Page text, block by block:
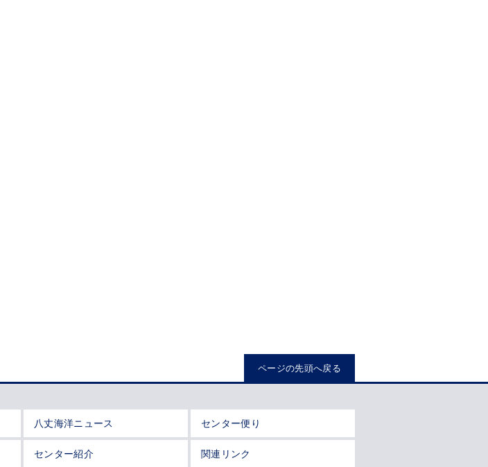
ページの先頭へ戻る
八丈海洋ニュース センター便り
センター紹介 関連リンク